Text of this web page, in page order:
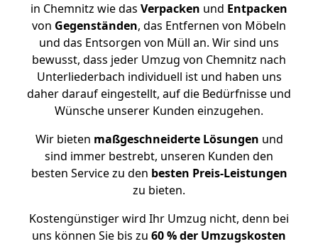
in Chemnitz wie das Verpacken und Entpacken
von Gegenständen, das Entfernen von Möbeln
und das Entsorgen von Müll an. Wir sind uns
bewusst, dass jeder Umzug von Chemnitz nach
Unterliederbach individuell ist und haben uns
daher darauf eingestellt, auf die Bedürfnisse und
Wünsche unserer Kunden einzugehen.
Wir bieten maßgeschneiderte Lösungen und
sind immer bestrebt, unseren Kunden den
besten Service zu den besten Preis-Leistungen
zu bieten.
Kostengünstiger wird Ihr Umzug nicht, denn bei
uns können Sie bis zu 60 % der Umzugskosten